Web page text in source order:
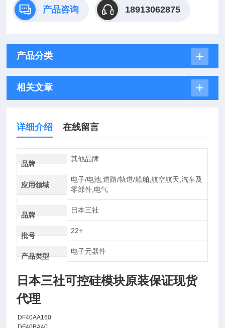
产品咨询 18913062875
产品分类
相关文章
详细介绍 在线留言
品牌
其他品牌
应用领域
电子/电池,道路/轨道/船舶,航空航天,汽车及
零部件,电气
品牌
日本三社
批号
22+
产品类型
电子元器件
日本三社可控硅模块原装保证现货
代理
DF40AA160